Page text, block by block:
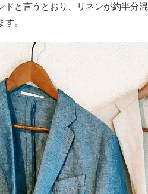
ドと言うとおり、リネンが約半分
。